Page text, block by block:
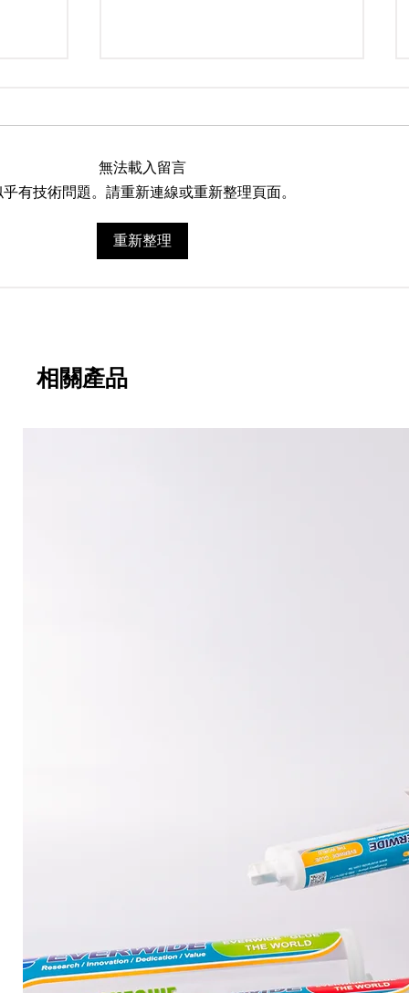
無法載入留言
乎有技術問題。請重新連線或重新整理頁面。
重新整理
相關產品